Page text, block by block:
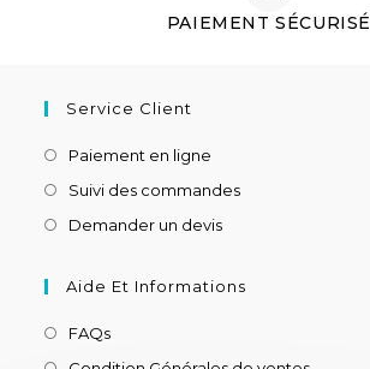
PAIEMENT SÉCURISÉ
Service Client
Paiement en ligne
Suivi des commandes
Demander un devis
Aide Et Informations
FAQs